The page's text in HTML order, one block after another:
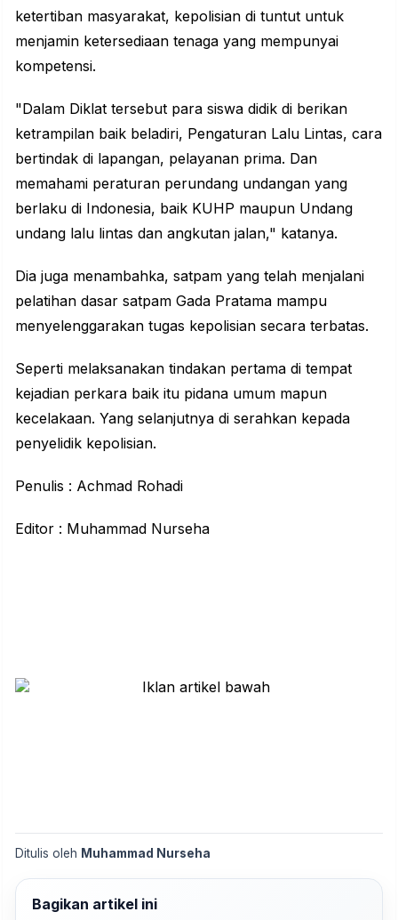
ketertiban masyarakat, kepolisian di tuntut untuk
menjamin ketersediaan tenaga yang mempunyai
kompetensi.
"Dalam Diklat tersebut para siswa didik di berikan
ketrampilan baik beladiri, Pengaturan Lalu Lintas, cara
bertindak di lapangan, pelayanan prima. Dan
memahami peraturan perundang undangan yang
berlaku di Indonesia, baik KUHP maupun Undang
undang lalu lintas dan angkutan jalan," katanya.
Dia juga menambahka, satpam yang telah menjalani
pelatihan dasar satpam Gada Pratama mampu
menyelenggarakan tugas kepolisian secara terbatas.
Seperti melaksanakan tindakan pertama di tempat
kejadian perkara baik itu pidana umum mapun
kecelakaan. Yang selanjutnya di serahkan kepada
penyelidik kepolisian.
Penulis : Achmad Rohadi
Editor : Muhammad Nurseha
Ditulis oleh Muhammad Nurseha
Bagikan artikel ini